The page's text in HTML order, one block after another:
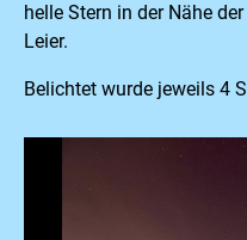
helle Stern in der Nähe
Leier.
Belichtet wurde jeweils 4